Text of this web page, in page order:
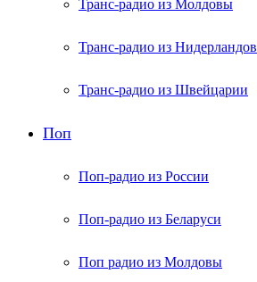
Транс-радио из Молдовы
Транс-радио из Нидерландов
Транс-радио из Швейцарии
Поп
Поп-радио из России
Поп-радио из Беларуси
Поп радио из Молдовы